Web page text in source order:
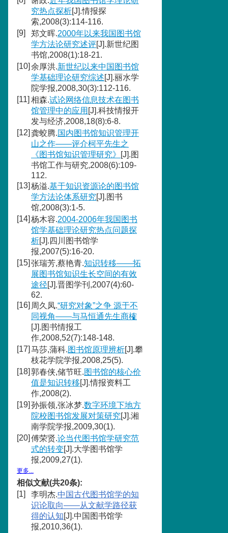
究热点探析[J].情报探
索,2008(3):114-116.
[9]
郑文晖.2000年以来我国图书馆
学方法论研究述评[J].新世纪图
书馆,2008(1):18-21.
[10] 余厚洪.新世纪以来中国图书馆
学基础理论研究综述[J].丽水学
院学报,2008,30(3):112-116.
[11] 相森.试论网络信息技术在图书
馆管理中的应用 [J].科技情报开
发与经济,2008,18(8):6-8.
[12] 龚蛟腾.国内图书馆知识管理开
山之作——评介柯平先生之
《图书馆知识管理研究》
[J].图
书馆工作与研究,2008(6):109-
112.
[13] 杨溢.基于知识资源论的图书馆
学方法论体系研究[J].图书
馆,2008(3):1-5.
[14] 杨木容.2004-2006年我国图书
馆学基础理论研究热点问题探
析[J].四川图书馆学
报,2007(5):16-20.
[15] 张瑞芳,蔡艳青.知识转移——拓
展图书馆知识生长空间的有效
途径[J].晋图学刊,2007(4):60-
62.
[16] 周久凤.“研究对象”之争 源于不
同视角——与马恒通先生商榷
[J].图书情报工
作,2008,52(7):148-148.
[17] 马莎,蒲科.图书馆原理辨析[J].攀
枝花学院学报,2008,25(5).
[18] 郭春侠,储节旺.图书馆的核心价
值是知识转移[J].情报资料工
作,2008(2).
[19] 孙振领,张冰梦.数字环境下地方
院校图书馆发展对策研究[J].湘
南学院学报,2009,30(1).
[20] 傅荣贤.论当代图书馆学研究范
式的转变[J].大学图书馆学
报,2009,27(1).
更多...
相似文献(共20条):
[1]
李明杰.中国古代图书馆学的知
识论取向——从文献学路径获
得的认知[J].中国图书馆学
报,2010,36(1).